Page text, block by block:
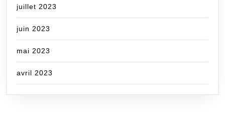
juillet 2023
juin 2023
mai 2023
avril 2023